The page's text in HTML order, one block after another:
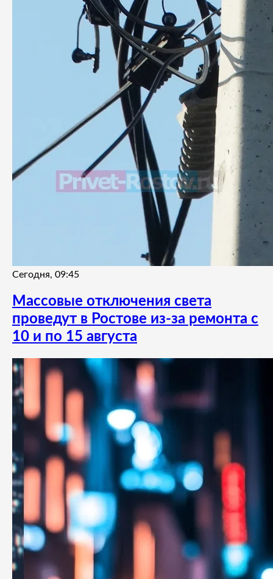
Сегодня, 09:45
Массовые отключения света
проведут в Ростове из-за ремонта с
10 и по 15 августа